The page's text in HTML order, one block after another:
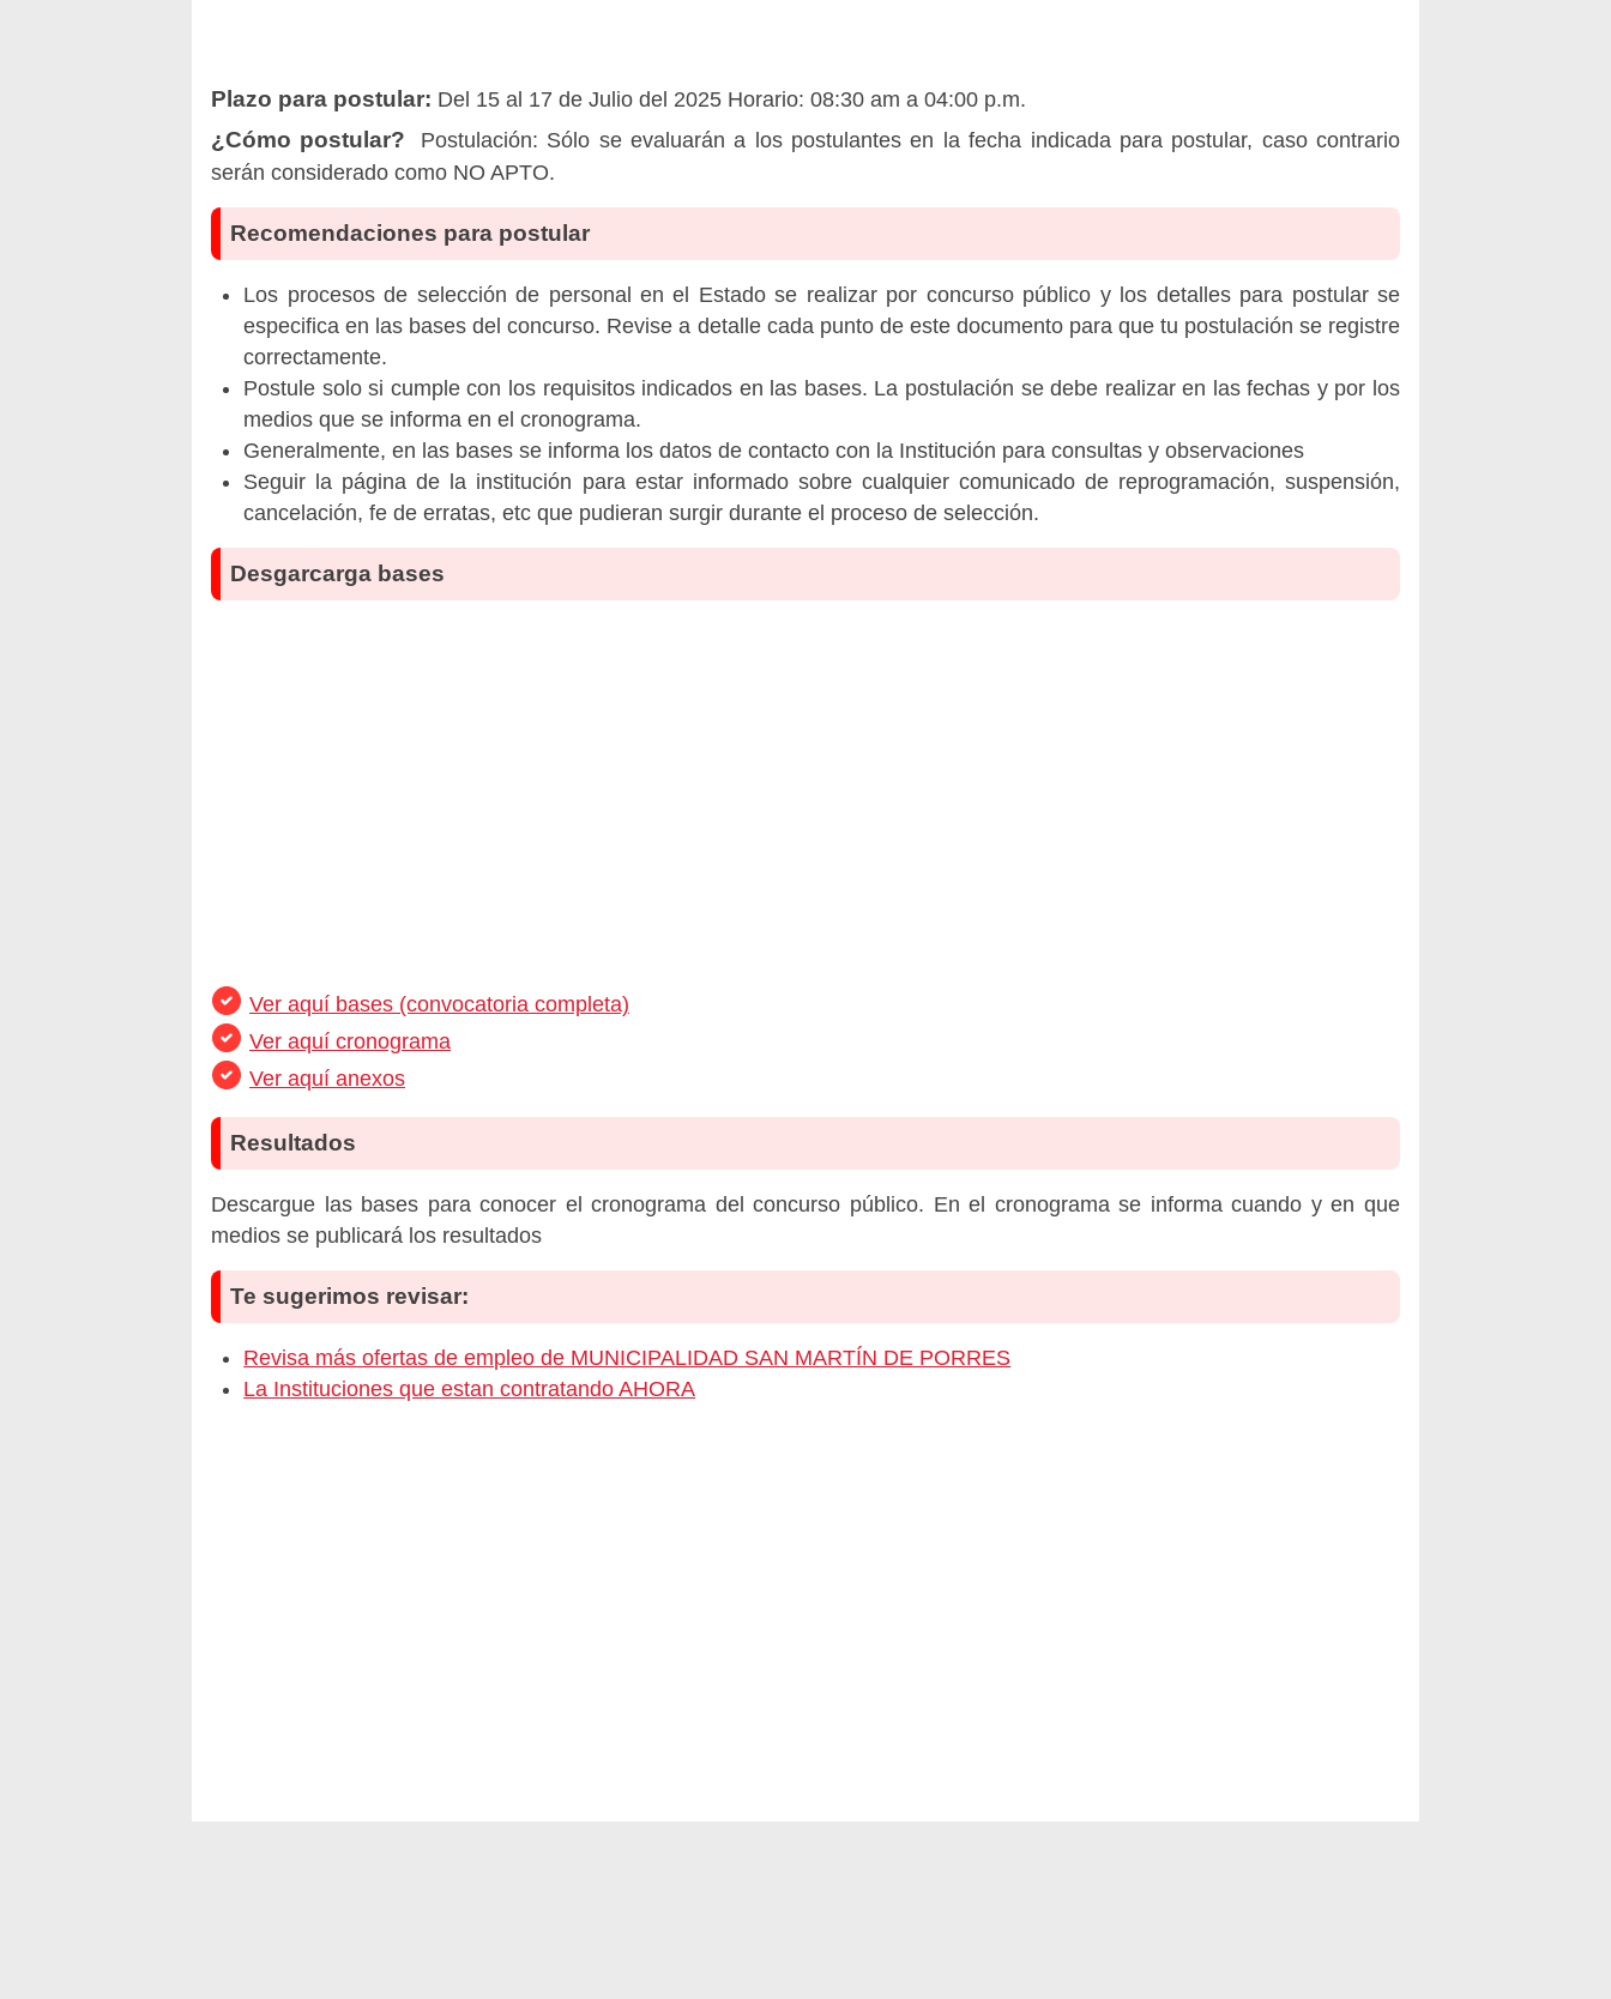
Plazo para postular: Del 15 al 17 de Julio del 2025 Horario: 08:30 am a 04:00 p.m.
¿Cómo postular?
Postulación: Sólo se evaluarán a los postulantes en la fecha indicada para postular, caso contrario
serán considerado como NO APTO.
Recomendaciones para postular
Los procesos de selección de personal en el Estado se realizar por concurso público y los detalles para postular se
especifica en las bases del concurso. Revise a detalle cada punto de este documento para que tu postulación se registre
correctamente.
Postule solo si cumple con los requisitos indicados en las bases. La postulación se debe realizar en las fechas y por los
medios que se informa en el cronograma.
Generalmente, en las bases se informa los datos de contacto con la Institución para consultas y observaciones
Seguir la página de la institución para estar informado sobre cualquier comunicado de reprogramación, suspensión,
cancelación, fe de erratas, etc que pudieran surgir durante el proceso de selección.
Desgarcarga bases
Ver aquí bases (convocatoria completa)
Ver aquí cronograma
Ver aquí anexos
Resultados
Descargue las bases para conocer el cronograma del concurso público. En el cronograma se informa cuando y en que
medios se publicará los resultados
Te sugerimos revisar:
Revisa más ofertas de empleo de MUNICIPALIDAD SAN MARTÍN DE PORRES
La Instituciones que estan contratando AHORA